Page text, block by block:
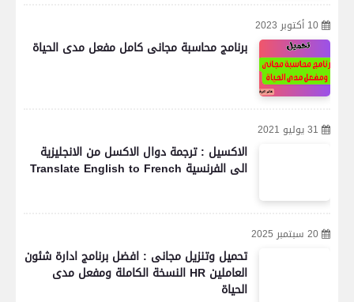
10 أكتوبر 2023
برنامج محاسبة مجانى كامل مفعل مدى الحياة
31 يوليو 2021
الاكسيل : ترجمة دوال الاكسل من الانجليزية
الى الفرنسية Translate English to French
20 سبتمبر 2025
تحميل وتنزيل مجانى : افضل برنامج ادارة شئون
العاملين HR النسخة الكاملة ومفعل مدى
الحياة